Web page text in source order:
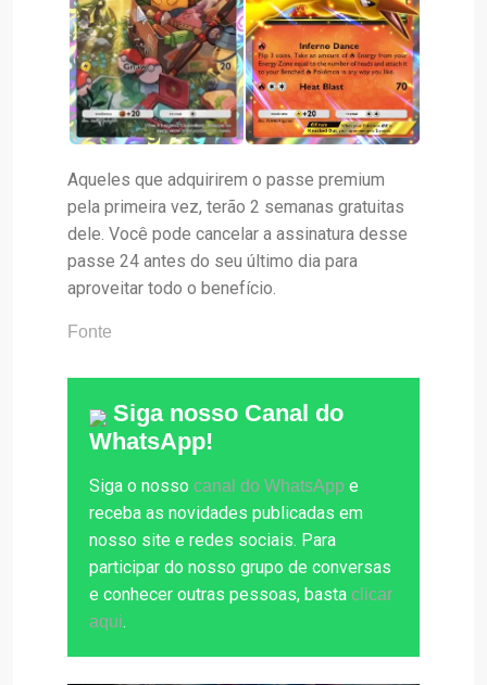
Aqueles que adquirirem o passe premium
pela primeira vez, terão 2 semanas gratuitas
dele. Você pode cancelar a assinatura desse
passe 24 antes do seu último dia para
aproveitar todo o benefício.
Fonte
Siga nosso Canal do
WhatsApp!
Siga o nosso canal do WhatsApp e
receba as novidades publicadas em
nosso site e redes sociais. Para
participar do nosso grupo de conversas
e conhecer outras pessoas, basta clicar
aqui.